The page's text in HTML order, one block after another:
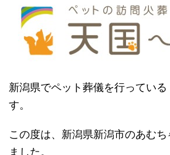
新潟県でペット葬儀を行ってい
す。
この度は、新潟県新潟市のあむ
ました。